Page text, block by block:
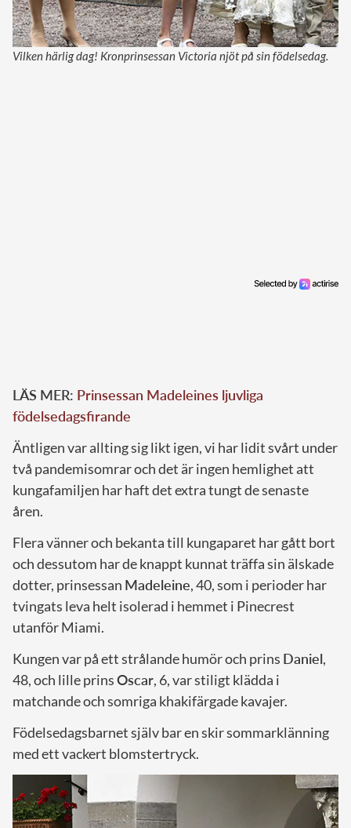
Vilken härlig dag! Kronprinsessan Victoria njöt på sin födelsedag.
LÄS MER: Prinsessan Madeleines ljuvliga
födelsedagsfirande
Äntligen var allting sig likt igen, vi har lidit svårt under
två pandemisomrar och det är ingen hemlighet att
kungafamiljen har haft det extra tungt de senaste
åren.
Flera vänner och bekanta till kungaparet har gått bort
och dessutom har de knappt kunnat träffa sin älskade
dotter, prinsessan Madeleine, 40, som i perioder har
tvingats leva helt isolerad i hemmet i Pinecrest
utanför Miami.
Kungen var på ett strålande humör och prins Daniel,
48, och lille prinsOscar, 6, var stiligt klädda i
matchande och somriga khakifärgade kavajer.
Födelsedagsbarnet själv bar en skir sommarklänning
med ett vackert blomstertryck.